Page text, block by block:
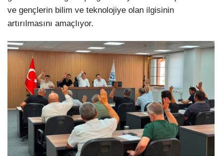
ve gençlerin bilim ve teknolojiye olan ilgisinin
artırılmasını amaçlıyor.